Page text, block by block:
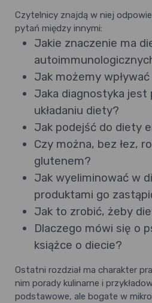
Czytelnicy znajdą w niej
pytań między innymi:
Jakie znaczenie ma
Jak możemy
Jaka diagnostyka jest
układaniu diety?
Jak podejść do diety
Czy można, bez łez,
glutenem?
Jak wyeliminować w
produktami go
Jak to zrobić, żeby
Dlaczego mówi się o
książce o diecie?
Ostatni rozdział ma charakter
nim porady kulinarne i
podstawowe, ale bogate w